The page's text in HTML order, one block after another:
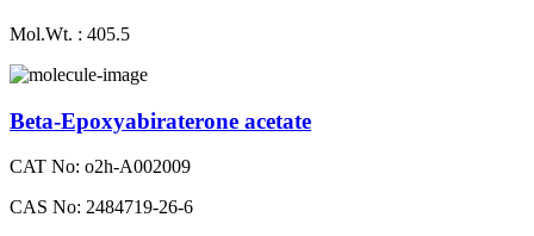
Mol.Wt. : 405.5
Beta-Epoxyabiraterone acetate
CAT No: o2h-A002009
CAS No: 2484719-26-6